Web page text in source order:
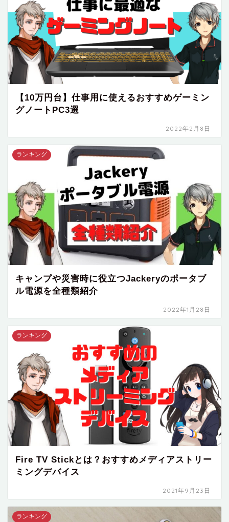
【10万円台】仕事用に使えるおすすめゲーミン
グノートPC3選
2022年2月8日
ランキング
キャンプや災害時に役立つJackeryのポータブ
ル電源を全種類紹介
2022年1月28日
ランキング
Fire TV Stickとは？おすすめメディアストリー
ミングデバイス
2021年9月23日
ランキング